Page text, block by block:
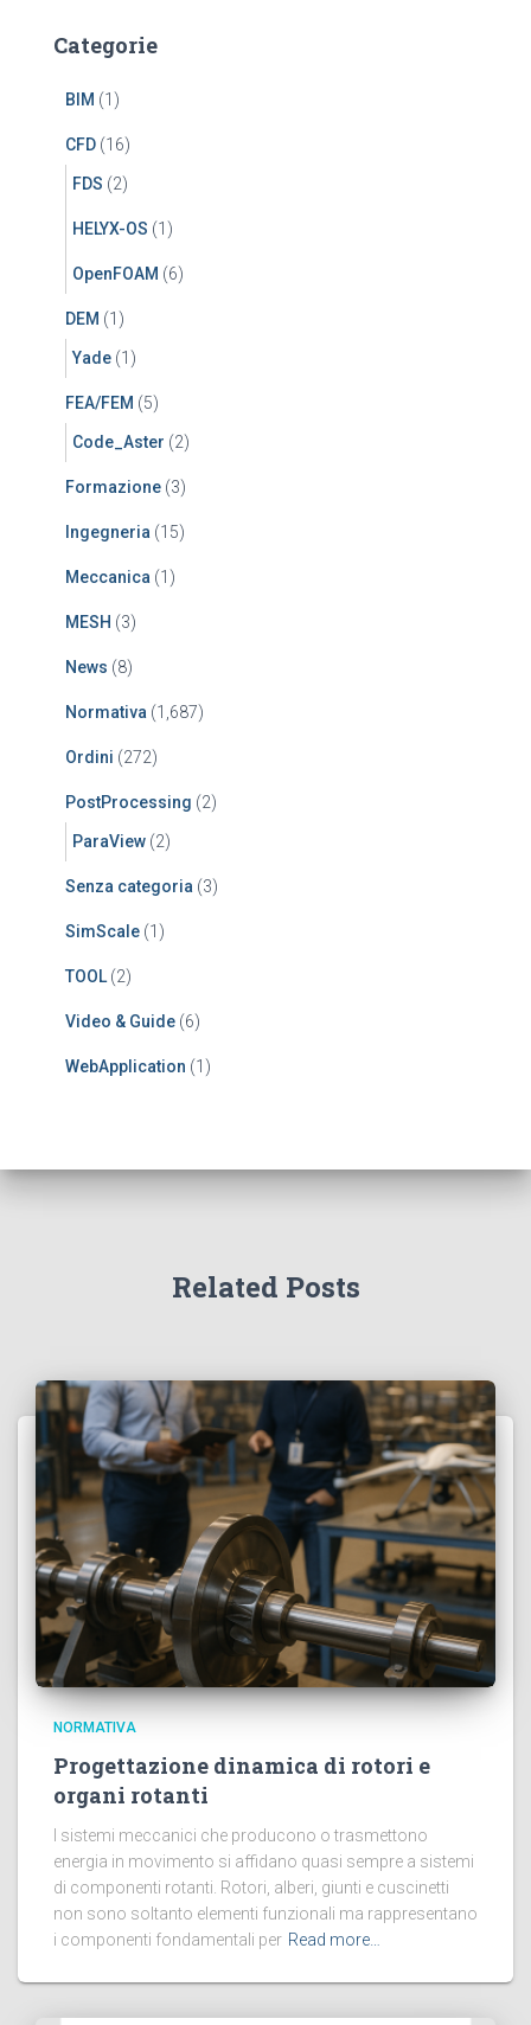
Categorie
BIM (1)
CFD (16)
FDS (2)
HELYX-OS (1)
OpenFOAM (6)
DEM (1)
Yade (1)
FEA/FEM (5)
Code_Aster (2)
Formazione (3)
Ingegneria (15)
Meccanica (1)
MESH (3)
News (8)
Normativa (1,687)
Ordini (272)
PostProcessing (2)
ParaView (2)
Senza categoria (3)
SimScale (1)
TOOL (2)
Video & Guide (6)
WebApplication (1)
Related Posts
NORMATIVA
Progettazione dinamica di rotori e
organi rotanti
I sistemi meccanici che producono o trasmettono
energia in movimento si affidano quasi sempre a sistemi
di componenti rotanti. Rotori, alberi, giunti e cuscinetti
non sono soltanto elementi funzionali ma rappresentano
i componenti fondamentali per Read more…